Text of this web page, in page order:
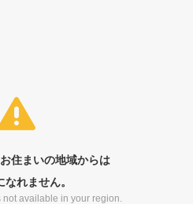
住まいの地域からは
なれません。
not available in your region.